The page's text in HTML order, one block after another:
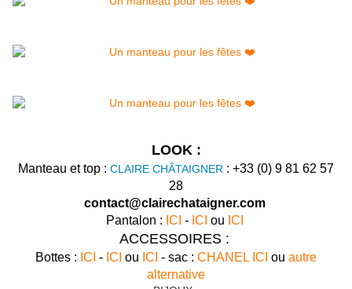
LOOK :
Manteau et top : CLAIRE CHÂTAIGNER : +33 (0) 9 81 62 57
28
contact@clairechataigner.com
Pantalon : ICI - ICI ou ICI
ACCESSOIRES :
Bottes : ICI - ICI ou ICI - sac : CHANEL ICI ou autre
alternative